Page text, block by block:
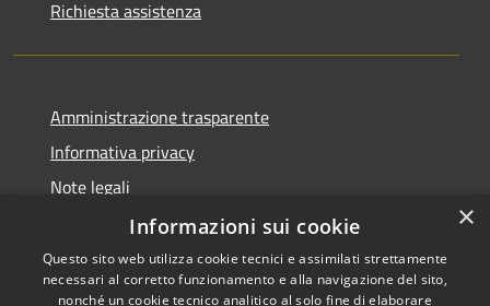
Richiesta assistenza
Amministrazione trasparente
Informativa privacy
Note legali
Dichiarazione di accessibilità
×
Informazioni sui cookie
Questo sito web utilizza cookie tecnici e assimilati strettamente
necessari al corretto funzionamento e alla navigazione del sito,
nonché un cookie tecnico analitico al solo fine di elaborare